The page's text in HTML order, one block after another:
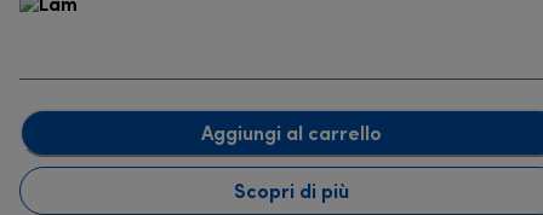
Aggiungi al carrello
Scopri di più